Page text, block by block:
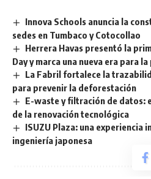
Innova Schools anuncia la
sedes en Tumbaco y Cotocollao
Herrera Havas presentó la
Day y marca una nueva era para
La Fabril fortalece la
para prevenir la deforestación
E-waste y filtración de datos:
de la renovación tecnológica
ISUZU Plaza: una experiencia
ingeniería japonesa